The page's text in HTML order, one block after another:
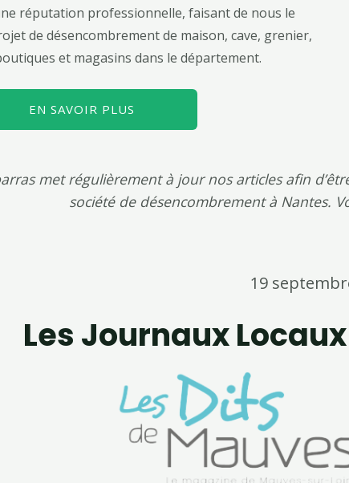
réputation professionnelle, faisant de nous le
de désencombrement de maison, cave, grenier,
et magasins dans le département.
EN SAVOIR PLUS
met régulièrement à jour nos articles afin
société de désencombrement à Nantes.
19
Les Journaux